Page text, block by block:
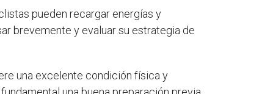
pueden recargar energías y
brevemente y evaluar su estrategia de
una excelente condición física y